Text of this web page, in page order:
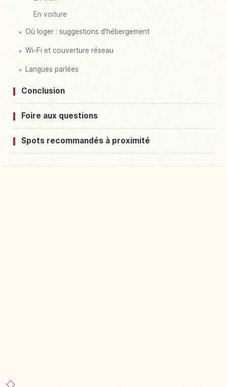
En voiture
Où loger : suggestions d'hébergement
Wi-Fi et couverture réseau
Langues parlées
Conclusion
Foire aux questions
Spots recommandés à proximité